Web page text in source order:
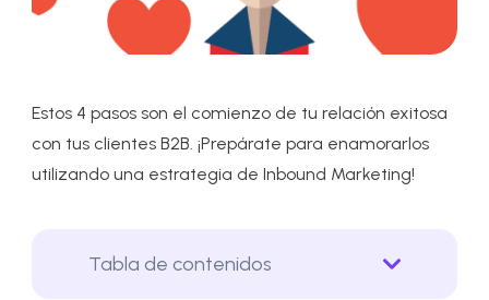
Estos 4 pasos son el comienzo de tu relación exitosa
con tus clientes B2B. ¡Prepárate para enamorarlos
utilizando una estrategia de Inbound Marketing!
Tabla de contenidos